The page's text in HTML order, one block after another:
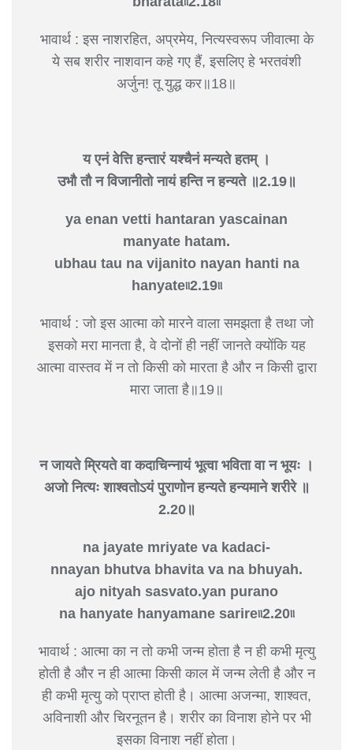
भावार्थ : इस नाशरहित, अप्रमेय, नित्यस्वरूप जीवात्मा के
ये सब शरीर नाशवान कहे गए हैं, इसलिए हे भरतवंशी
अर्जुन! तू युद्ध कर॥18॥
य एनं वेत्ति हन्तारं यश्चैनं मन्यते हतम् ।
उभौ तौ न विजानीतो नायं हन्ति न हन्यते ॥2.19॥
ya enan vetti hantaran yascainan
manyate hatam.
ubhau tau na vijanito nayan hanti na
hanyate৷৷2.19৷৷
भावार्थ : जो इस आत्मा को मारने वाला समझता है तथा जो
इसको मरा मानता है, वे दोनों ही नहीं जानते क्योंकि यह
आत्मा वास्तव में न तो किसी को मारता है और न किसी द्वारा
मारा जाता है॥19॥
न जायते म्रियते वा कदाचिन्नायं भूत्वा भविता वा न भूयः ।
अजो नित्यः शाश्वतोऽयं पुराणोन हन्यते हन्यमाने शरीरे ॥
2.20॥
na jayate mriyate va kadaci-
nnayan bhutva bhavita va na bhuyah.
ajo nityah sasvato.yan purano
na hanyate hanyamane sarire৷৷2.20৷৷
भावार्थ : आत्मा का न तो कभी जन्म होता है न ही कभी मृत्यु
होती है और न ही आत्मा किसी काल में जन्म लेती है और न
ही कभी मृत्यु को प्राप्त होती है। आत्मा अजन्मा, शाश्वत,
अविनाशी और चिरनूतन है। शरीर का विनाश होने पर भी
इसका विनाश नहीं होता।